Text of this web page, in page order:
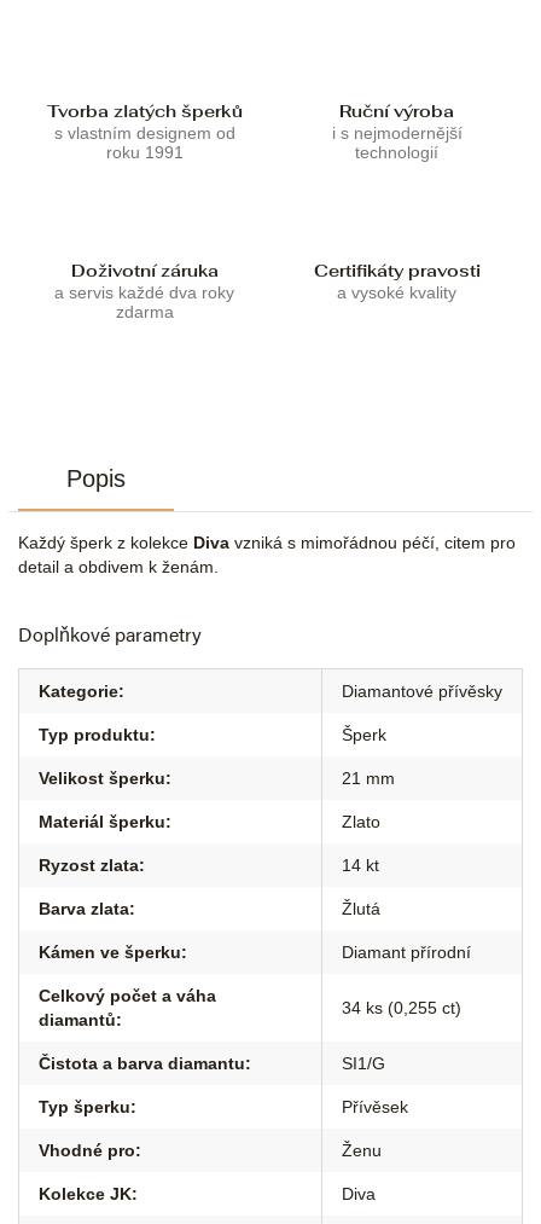
Tvorba zlatých šperků
s vlastním designem od
roku 1991
Ruční výroba
i s nejmodernější
technologií
Doživotní záruka
a servis každé dva roky
zdarma
Certifikáty pravosti
a vysoké kvality
Popis
Každý šperk z kolekce Diva vzniká s mimořádnou péčí, citem pro
detail a obdivem k ženám.
Doplňkové parametry
Kategorie: Diamantové přívěsky
Typ produktu: Šperk
Velikost šperku: 21 mm
Materiál šperku: Zlato
Ryzost zlata: 14 kt
Barva zlata: Žlutá
Kámen ve šperku: Diamant přírodní
Celkový počet a váha
diamantů:
34 ks (0,255 ct)
Čistota a barva diamantu: SI1/G
Typ šperku: Přívěsek
Vhodné pro: Ženu
Kolekce JK: Diva